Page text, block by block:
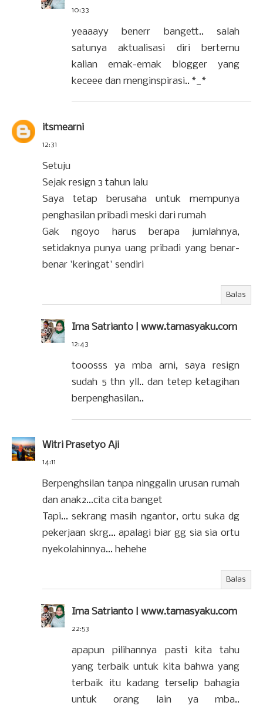
10:33
yeaaayy benerr bangett.. salah
satunya aktualisasi diri bertemu
kalian emak-emak blogger yang
keceee dan menginspirasi.. *_*
itsmearni
12:31
Setuju
Sejak resign 3 tahun lalu
Saya tetap berusaha untuk mempunya
penghasilan pribadi meski dari rumah
Gak ngoyo harus berapa jumlahnya,
setidaknya punya uang pribadi yang benar-
benar 'keringat' sendiri
Balas
Ima Satrianto | www.tamasyaku.com
12:43
tooosss ya mba arni, saya resign
sudah 5 thn yll.. dan tetep ketagihan
berpenghasilan..
Witri Prasetyo Aji
14:11
Berpenghsilan tanpa ninggalin urusan rumah
dan anak2...cita cita banget
Tapi... sekrang masih ngantor, ortu suka dg
pekerjaan skrg... apalagi biar gg sia sia ortu
nyekolahinnya... hehehe
Balas
Ima Satrianto | www.tamasyaku.com
22:53
apapun pilihannya pasti kita tahu
yang terbaik untuk kita bahwa yang
terbaik itu kadang terselip bahagia
untuk orang lain ya mba..